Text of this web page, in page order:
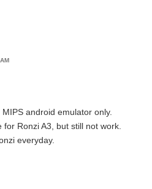
android emulator only.
for Ronzi A3, but still not work.
everyday.